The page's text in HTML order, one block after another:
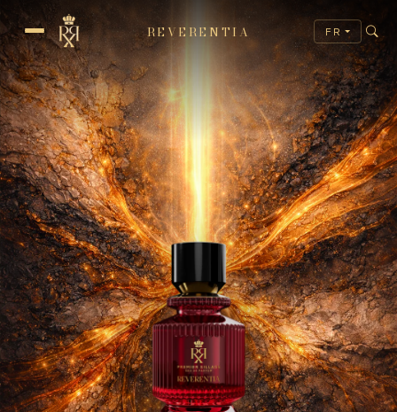
REVERENTIA FR